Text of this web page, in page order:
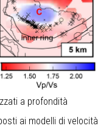
a profondità
ai modelli di velocità